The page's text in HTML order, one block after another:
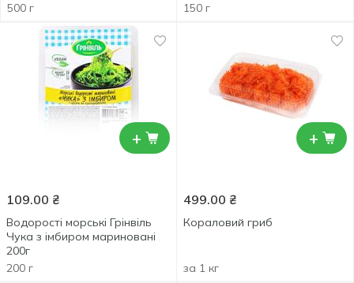
500 г 150 г
+
109.00 ₴
Водорості морські Грінвіль
Чука з імбиром мариновані
200г
200 г
+
499.00 ₴
Кораловий гриб
за 1 кг